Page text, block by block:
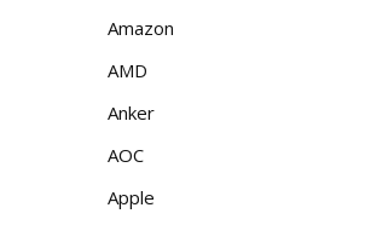
Amazon
AMD
Anker
AOC
Apple